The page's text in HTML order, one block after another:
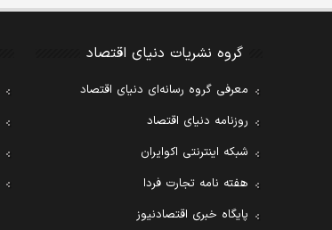
گروه نشریات دنیای اقتصاد
معرفی گروه رسانه‌ای دنیای اقتصاد
روزنامه دنیای اقتصاد
شبکه اینترنتی اکوایران
هفته نامه تجارت فردا
پایگاه خبری اقتصادنیوز